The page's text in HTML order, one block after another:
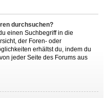
durchsuchen?
einen Suchbegriff in die
der Foren- oder
erhältst du, indem du
jeder Seite des Forums aus